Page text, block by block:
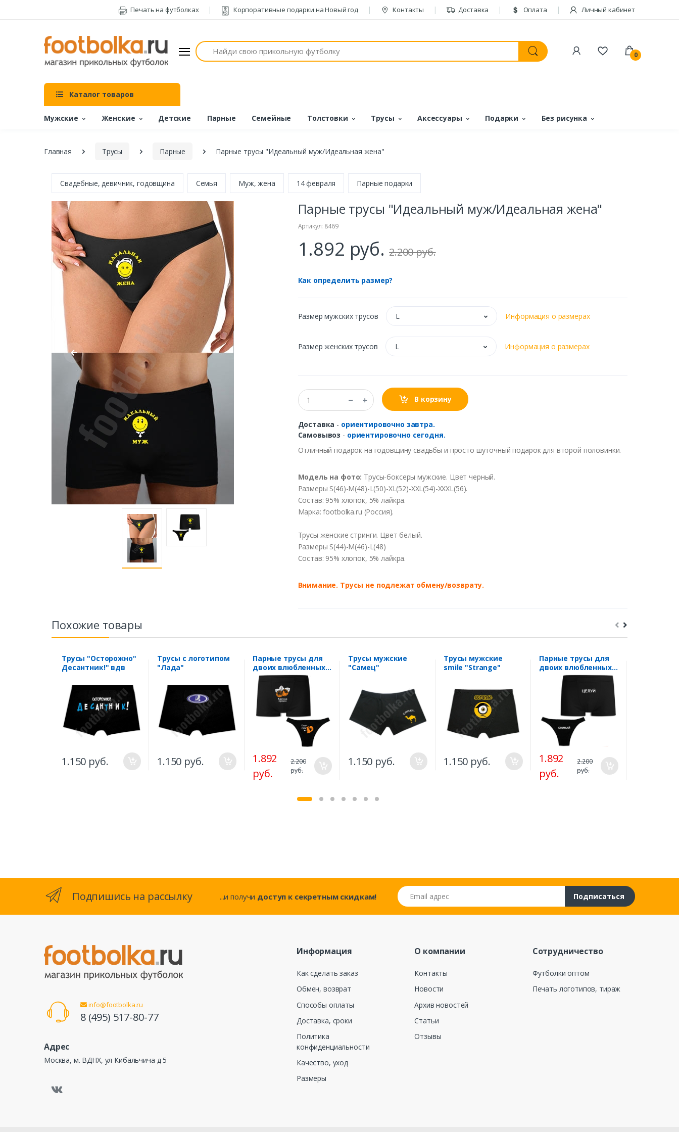
Печать на футболках Корпоративные подарки на Новый год Контакты Доставка Оплата Личный кабинет
Поиск
0
Каталог товаров
Мужские Женские Детские Парные Семейные Толстовки Трусы Аксессуары Подарки Без рисунка
Главная Трусы Парные Парные трусы "Идеальный муж/Идеальная жена"
Свадебные, девичник, годовщина Семья Муж, жена 14 февраля Парные подарки
Парные трусы "Идеальный муж/Идеальная жена"
Артикул: 8469
1.892 руб. 2.200 руб.
Как определить размер?
Размер мужских трусов L Информация о размерах
Размер женских трусов L Информация о размерах
В корзину
Доставка - ориентировочно завтра.
Самовывоз - ориентировочно сегодня.
Отличный подарок на годовщину свадьбы и просто шуточный подарок для второй половинки.
Модель на фото: Трусы-боксеры мужские. Цвет черный.
Размеры S(46)-M(48)-L(50)-XL(52)-XXL(54)-XXXL(56).
Состав: 95% хлопок, 5% лайкра.
Марка: footbolka.ru (Россия).
Трусы женские стринги. Цвет белый.
Размеры S(44)-M(46)-L(48)
Состав: 95% хлопок, 5% лайкра.
Внимание. Трусы не подлежат обмену/возврату.
Похожие товары
Трусы "Осторожно"
Десантник!" вдв
1.150 руб.
Трусы с логотипом
"Лада"
1.150 руб.
Парные трусы для
двоих влюбленных
Крепкие орешки
1.892
руб.
2.200
руб.
Трусы мужские
"Самец"
1.150 руб.
Трусы мужские
smile "Strange"
1.150 руб.
Парные трусы для
двоих влюбленных
"Снимай, целуй"
1.892
руб.
2.200
руб.
Подпишись на рассылку ...и получи доступ к секретным скидкам!
Email адрес
Подписаться
info@footbolka.ru
8 (495) 517-80-77
Адрес
Москва, м. ВДНХ, ул Кибальчича д 5
Информация
Как сделать заказ
Обмен, возврат
Способы оплаты
Доставка, сроки
Политика
конфиденциальности
Качество, уход
Размеры
О компании
Контакты
Новости
Архив новостей
Статьи
Отзывы
Сотрудничество
Футболки оптом
Печать логотипов, тираж